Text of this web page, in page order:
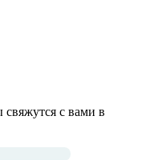
свяжутся с вами в